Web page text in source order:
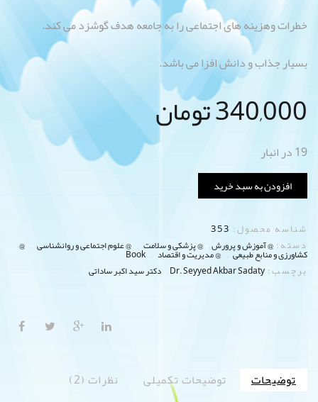
خطرات وهزینه های اجتماعی را به جامعه هدف گوشزد می کند.
بسیار جذاب و دانش افزا می باشد.
340,000تومان
19 در انبار
افزودن به سبد خرید
شناسه محصول: 353
دسته: @ آموزش و پرورش, @ پزشکی و سلامت , @ علوم اجتماعی و روانشناسی ,
@
کشاورزی و منابع طبیعی , @ مدیریت و اقتصاد ,
Book
برچسب: Dr. Seyyed Akbar Sadaty
, دکتر سید اکبر ساداتی
توضیحات توضیحات تکمیلی نظرات (2)